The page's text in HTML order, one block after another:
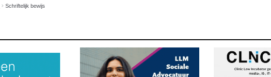
Schriftelijk bewijs